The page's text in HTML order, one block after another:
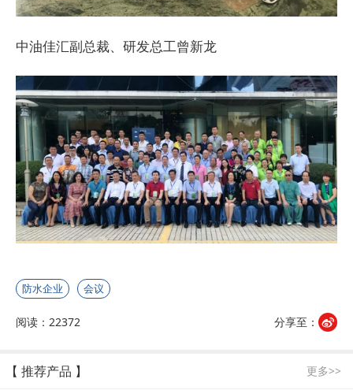
中油佳汇副总裁、研发总工曾新龙
防水企业 会议
阅读：22372 分享至：
【 推荐产品 】 更多>>